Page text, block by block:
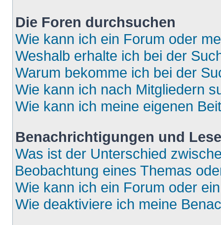
Die Foren durchsuchen
Wie kann ich ein Forum oder
Weshalb erhalte ich bei der
Warum bekomme ich bei der
Wie kann ich nach Mitgliedern
Wie kann ich meine eigenen
Benachrichtigungen und
Was ist der Unterschied
Beobachtung eines Themas
Wie kann ich ein Forum oder
Wie deaktiviere ich meine